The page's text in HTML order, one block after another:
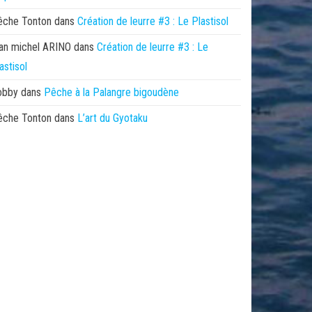
Tonton dans Création de leurre #3 : Le Plastisol
michel ARINO dans Création de leurre #3 : Le
dans Pêche à la Palangre bigoudène
Tonton dans L’art du Gyotaku